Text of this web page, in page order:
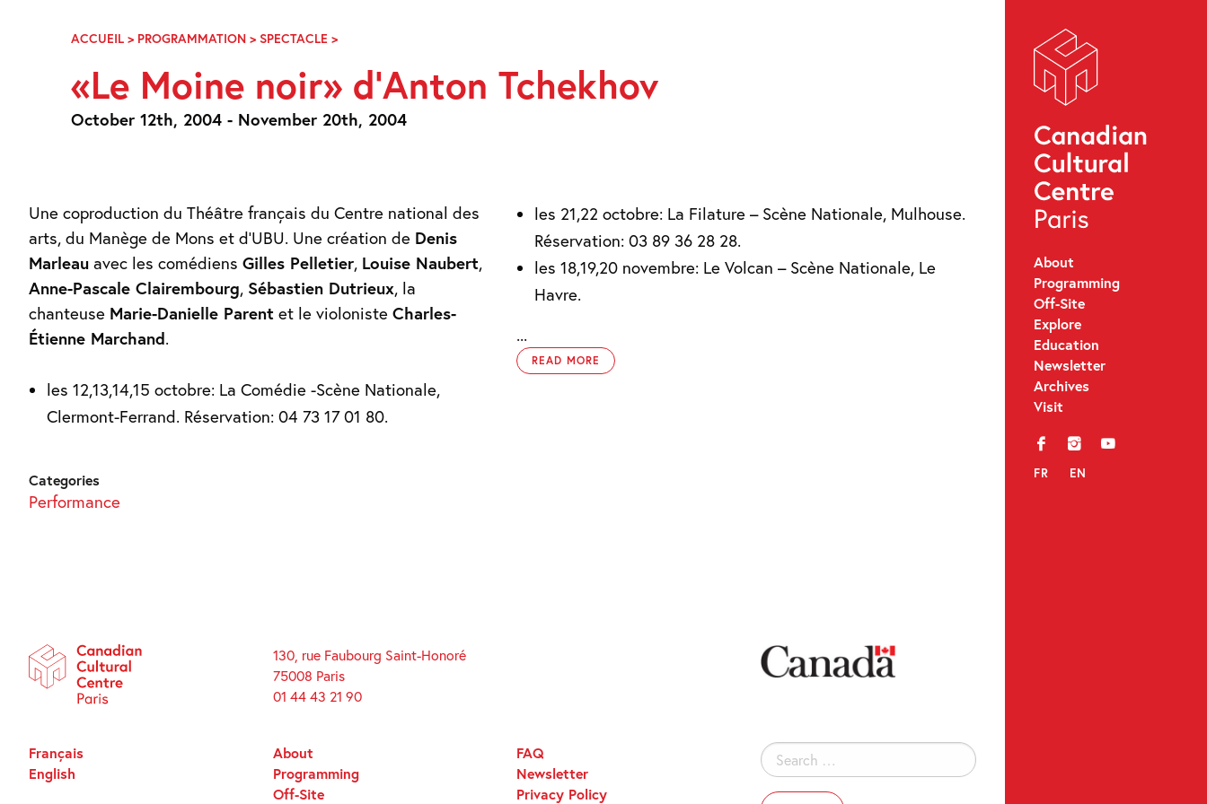
Navigation
About
Programming
Off-Site
Explore
Education
Newsletter
Archives
Visit
f i y
FR EN
ACCUEIL > PROGRAMMATION > SPECTACLE >«LE
NOIR»
D’ANTON
TCHEKHOV
«Le Moine noir» d’Anton Tchekhov
October 12th, 2004 - November 20th, 2004
Une coproduction du Théâtre français du Centre national des
arts, du Manège de Mons et d’UBU. Une création de Denis
Marleau avec les comédiens Gilles Pelletier, Louise Naubert,
Anne-Pascale Clairembourg, Sébastien Dutrieux, la
chanteuse Marie-Danielle Parent et le violoniste Charles-
Étienne Marchand.
les 12,13,14,15 octobre: La Comédie -Scène Nationale,
Clermont-Ferrand. Réservation: 04 73 17 01 80.
les 21,22 octobre: La Filature – Scène Nationale, Mulhouse.
Réservation: 03 89 36 28 28.
les 18,19,20 novembre: Le Volcan – Scène Nationale, Le
Havre.
...
READ MORE
Categories
Performance
130, rue Faubourg Saint-Honoré
75008 Paris
01 44 43 21 90
Search
for:
About
Programming
Off-Site
FAQ
Newsletter
Privacy Policy
Français
English